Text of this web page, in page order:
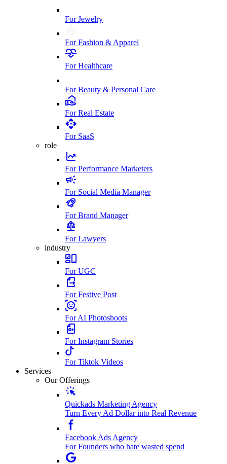
For Jewelry
For Fashion & Apparel
For Healthcare
For Beauty & Personal Care
For Real Estate
For SaaS
role
For Performance Marketers
For Social Media Manager
For Brand Manager
For Lawyers
industry
For UGC
For Festive Post
For AI Photoshoots
For Instagram Stories
For Tiktok Videos
Services
Our Offerings
Quickads Marketing Agency
Turn Every Ad Dollar into Real Revenue
Facebook Ads Agency
For Founders who hate wasted spend